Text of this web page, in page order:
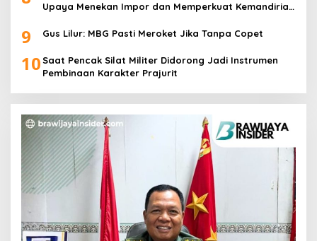
Upaya Menekan Impor dan Memperkuat Kemandirian
9 Gus Lilur: MBG Pasti Meroket Jika Tanpa Copet
10 Saat Pencak Silat Militer Didorong Jadi Instrumen
Pembinaan Karakter Prajurit